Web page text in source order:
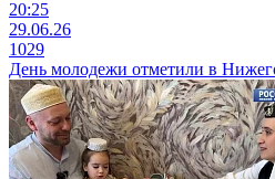
20:25
29.06.26
1029
День молодежи отметили в